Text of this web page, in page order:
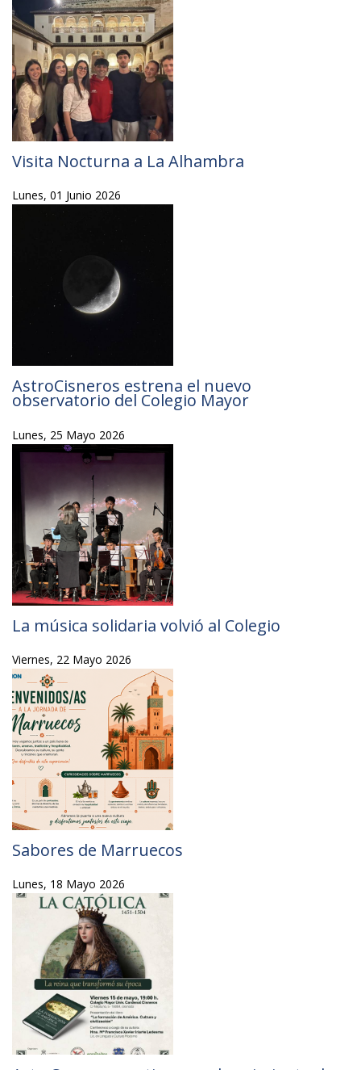
Visita Nocturna a La Alhambra
Lunes, 01 Junio 2026
AstroCisneros estrena el nuevo
observatorio del Colegio Mayor
Lunes, 25 Mayo 2026
La música solidaria volvió al Colegio
Viernes, 22 Mayo 2026
Sabores de Marruecos
Lunes, 18 Mayo 2026